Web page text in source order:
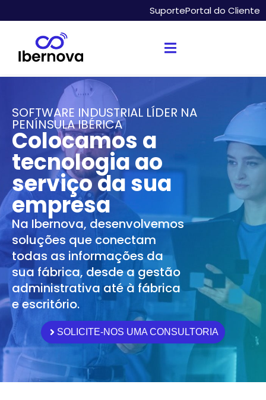
SuportePortal do Cliente
SOFTWARE INDUSTRIAL LÍDER NA
PENÍNSULA IBÉRICA
Colocamos a
tecnologia ao
serviço da sua
empresa
Na Ibernova, desenvolvemos
soluções que conectam
todas as informações da
sua fábrica, desde a gestão
administrativa até à fábrica
e escritório.
SOLICITE-NOS UMA CONSULTORIA